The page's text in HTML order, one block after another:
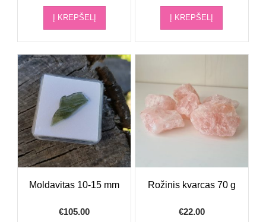
Į KREPŠELĮ Į KREPŠELĮ
Moldavitas 10-15 mm
€105.00
Rožinis kvarcas 70 g
€22.00